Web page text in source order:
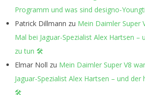
Programm und was sind designo-
Patrick Dillmann zu Mein Daimler Super
Mal bei Jaguar-Spezialist Alex Hartsen –
zu tun 🛠️
Elmar Noll zu Mein Daimler Super V8
Jaguar-Spezialist Alex Hartsen – und
🛠️